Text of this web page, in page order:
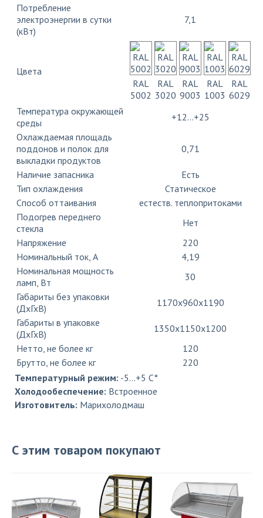
Потребление
электроэнергии в сутки
(кВт)
7,1
Цвета
RAL
5002
RAL
3020
RAL
9003
RAL
1003
RAL
6029
Температура окружающей
среды
+12…+25
Охлаждаемая площадь
поддонов и полок для
выкладки продуктов
0,71
Наличие запасника
Есть
Тип охлаждения
Статическое
Способ оттаивания
естеств. теплопритоками
Подогрев переднего
стекла
Нет
Напряжение
220
Номинальный ток, A
4,19
Номинальная мощность
ламп, Вт
30
Габариты без упаковки
(ДхГхВ)
1170х960х1190
Габариты в упаковке
(ДхГхВ)
1350х1150х1200
Нетто, не более кг
120
Брутто, не более кг
220
Температурный режим: -5...+5 C°
Холодообеспечение: Встроенное
Изготовитель: Марихолодмаш
С этим товаром покупают